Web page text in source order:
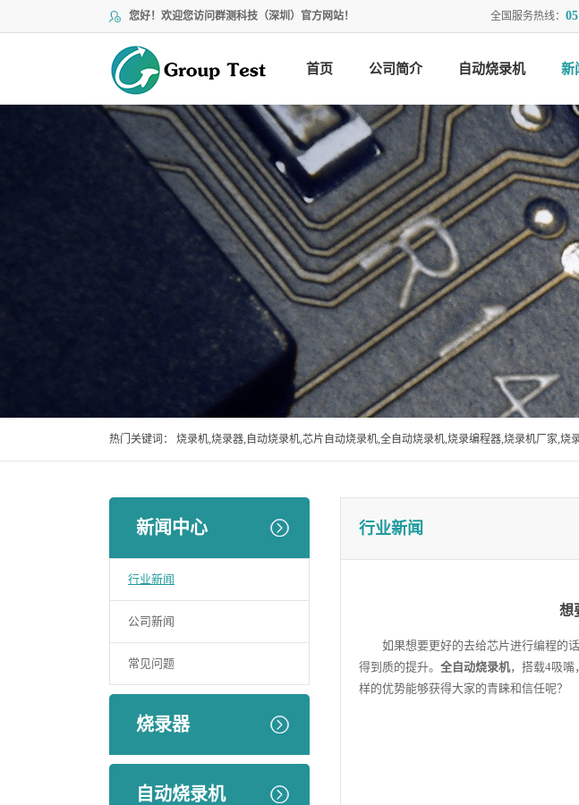
您好！欢迎您访问群测科技（深圳）官方网站！ 全国服务热线：
首页 公司简介 自动烧录机 新
热门关键词： 烧录机,烧录器,自动烧录机,芯片自动烧录机,全自动烧录机,烧录编程器,烧录机厂家,烧
新闻中心
行业新闻
公司新闻
常见问题
烧录器
自动烧录机
行业新闻
想
如果想要更好的去给芯片进行编程的话
得到质的提升。 全自动烧录机，搭载4吸嘴
样的优势能够获得大家的青睐和信任呢？